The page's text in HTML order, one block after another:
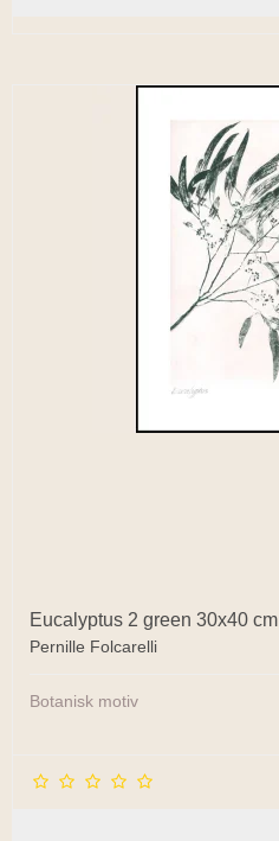
Eucalyptus 2 green 30x40 cm
Pernille Folcarelli
Botanisk motiv